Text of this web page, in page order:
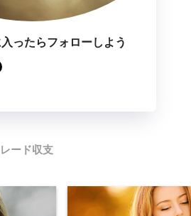
ったらフォローしよう
ード収支